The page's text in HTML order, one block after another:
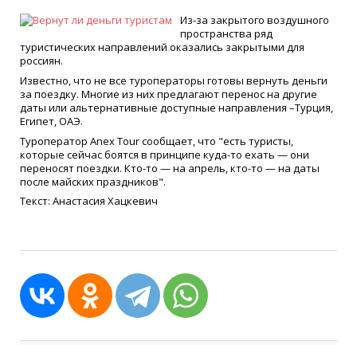
Из-за закрытого воздушного
пространства ряд
туристических направлений оказались закрытыми для
россиян. ⠀
Известно, что не все туроператоры готовы вернуть деньги
за поездку. Многие из них предлагают перенос на другие
даты или альтернативные доступные направления –Турция,
Египет, ОАЭ. ⠀
Туроператор Anex Tour сообщает, что "есть туристы,
которые сейчас боятся в принципе куда-то ехать — они
переносят поездки. Кто-то — на апрель, кто-то — на даты
после майских праздников".
Текст: Анастасия Хацкевич